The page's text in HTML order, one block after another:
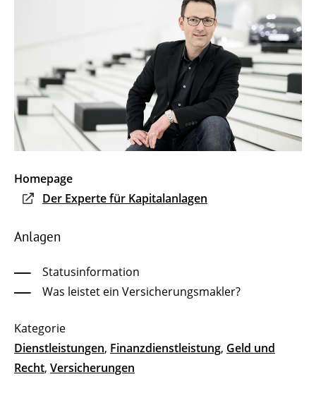
Homepage
Der Experte für Kapitalanlagen
Anlagen
Statusinformation
Was leistet ein Versicherungsmakler?
Dienstleistungen, Finanzdienstleistung, Geld und
Recht, Versicherungen